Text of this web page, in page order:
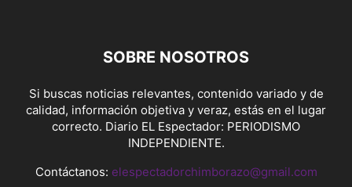
SOBRE NOSOTROS
Si buscas noticias relevantes, contenido variado y de
calidad, información objetiva y veraz, estás en el lugar
correcto. Diario EL Espectador: PERIODISMO
INDEPENDIENTE.
Contáctanos: elespectadorchimborazo@gmail.com